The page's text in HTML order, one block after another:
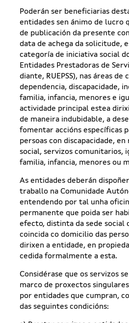
Poderán ser beneficiarias
entidades sen ánimo de lucro
de publicación da presente
data de achega da solicitude,
categoría de iniciativa social
Entidades Prestadoras de
diante, RUEPSS), nas áreas de
dependencia, discapacidade,
familia, infancia, menores e
actividade principal estea
de maneira indubidable, a
fomentar accións específicas
persoas con discapacidade,
social, servizos comunitarios,
familia, infancia, menores ou
As entidades deberán
traballo na Comunidade
entendendo por tal unha
permanente que poida ser
efecto, distinta da sede social
coincida co domicilio das
dirixen a entidade, en
cedida formalmente a esta.
Considérase que os servizos
marco de proxectos
por entidades que cumpran,
das seguintes condicións: